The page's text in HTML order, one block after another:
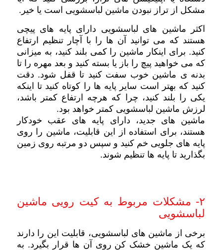
مشکل از تراز نبودن ماشین لباسشویی است یا خیر.
اکثر ماشین های لباسشویی دارای پایه های پیچی
هستند که می توانید آن ها را با آچار تنظیم ارتفاع
کنید. برای اینکار ماشین را کمی بلند کنید، به میزانی
که می خواهید پیچ را باز یا بسته کنید و بعد مهره را تا
بدنه ی ماشین خوب سفت کنید تا قفل شود. دقت
کنید که بهتر است سایر پایه ها را کوتاه کنید تا اینکه
یکی را بلند کنید، چرا که هرچه ارتفاع کمتر باشد،
لرزش ماشین لباسشویی کمتر خواهد بود.
ماشین های جدید، دارای پایه های عقب خودکار
هستند، برای استفاده از این قابلیت، ماشین را روی
پایه های جلویی خم کنید و سپس دو مرتبه روی زمین
بگذارید تا پایه ها تنظیم شوند.
۲- مشکلات مربوط به کیت رویی ماشین
لباسشویی
برخی از ماشین های لباسشویی، قابلیت این را دارند
که یک ماشین خشک کن روی آن ها قرار بگیرد. به